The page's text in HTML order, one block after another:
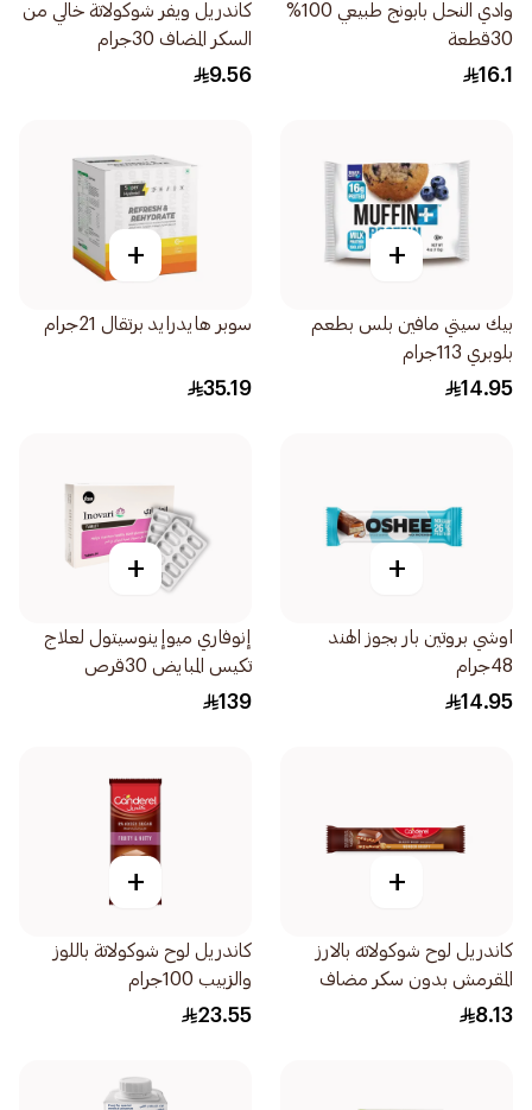
وادي النحل بابونج طبيعي 100%
30قطعة
16.1
كاندريل ويفر شوكولاتة خالي من
السكر المضاف 30جرام
9.56
+
بيك سيتي مافين بلس بطعم
بلوبري 113جرام
14.95
+
سوبر هايدرايد برتقال 21جرام
35.19
+
اوشي بروتين بار بجوز الهند
48جرام
14.95
+
إنوفاري ميوإينوسيتول لعلاج
تكيس المبايض 30قرص
139
+
كاندريل لوح شوكولاته بالارز
المقرمش بدون سكر مضاف
27جرام
8.13
+
كاندريل لوح شوكولاتة باللوز
والزبيب 100جرام
23.55